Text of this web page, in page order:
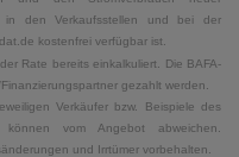
in den Verkaufsstellen und bei der
kostenfrei verfügbar ist.
Rate bereits einkalkuliert. Die BAFA-
gezahlt werden.
Verkäufer bzw. Beispiele des
vom Angebot abweichen.
und Irrtümer vorbehalten.